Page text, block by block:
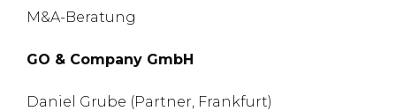
M&A-Beratung
GO & Company GmbH
Daniel Grube (Partner, Frankfurt)